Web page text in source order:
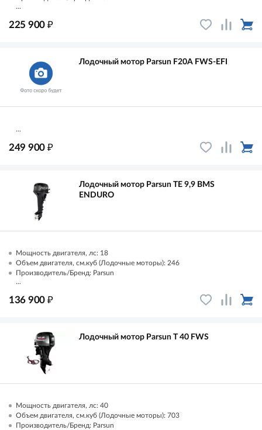
...
225 900 ₽
Лодочный мотор Parsun F20A FWS-EFI
...
249 900 ₽
Лодочный мотор Parsun TE 9,9 ВМS
ENDURO
Мощность двигателя, лс: 18
Объем двигателя, см.куб (Лодочные моторы): 246
Производитель/Бренд: Parsun
...
136 900 ₽
Лодочный мотор Parsun T 40 FWS
Мощность двигателя, лс: 40
Объем двигателя, см.куб (Лодочные моторы): 703
Производитель/Бренд: Parsun